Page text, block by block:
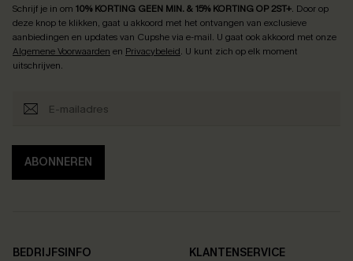
Schrijf je in om 10% KORTING GEEN MIN. & 15% KORTING OP 2ST+. Door op
deze knop te klikken, gaat u akkoord met het ontvangen van exclusieve
aanbiedingen en updates van Cupshe via e-mail. U gaat ook akkoord met onze
Algemene Voorwaarden en Privacybeleid. U kunt zich op elk moment
uitschrijven.
ABONNEREN
BEDRIJFSINFO
KLANTENSERVICE